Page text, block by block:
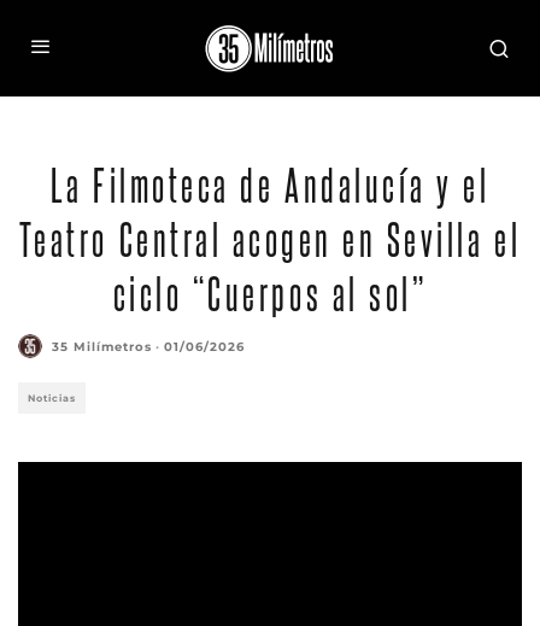
La Filmoteca de Andalucía y el
Teatro Central acogen en Sevilla el
ciclo “Cuerpos al sol”
35 Milímetros · 01/06/2026
Noticias